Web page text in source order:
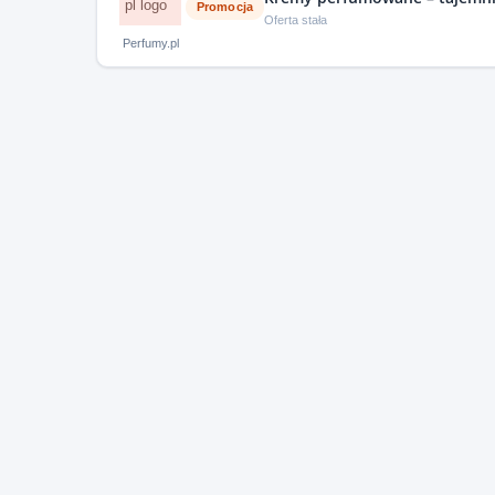
Perfumy.pl
Promocja
Oferta stała